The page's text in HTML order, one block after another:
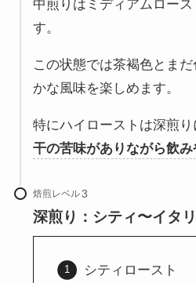
中煎りはミディアムロー
す。
この状態では茶褐色とま
かな風味を楽しめます。
特にハイローストは深煎り
干の苦味がありながら飲
焙煎レベル
深煎り：シティ〜イタ
シティロースト